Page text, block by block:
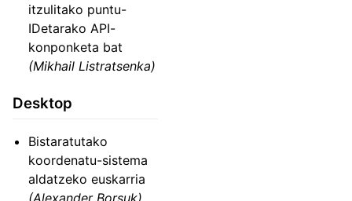
itzulitako puntu-
IDetarako API-
konponketa bat
(Mikhail Listratsenka)
Desktop
Bistaratutako
koordenatu-sistema
aldatzeko euskarria